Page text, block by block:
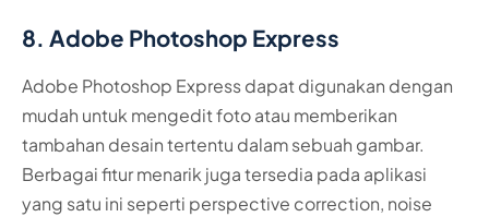
8. Adobe Photoshop Express
Adobe Photoshop Express dapat digunakan dengan
mudah untuk mengedit foto atau memberikan
tambahan desain tertentu dalam sebuah gambar.
Berbagai fitur menarik juga tersedia pada aplikasi
yang satu ini seperti perspective correction, noise